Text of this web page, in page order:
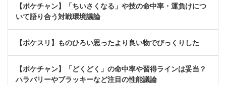
【ポケチャン】「ちいさくなる」や技の命中率・運負けにつ
いて語り合う対戦環境議論
【ポケスリ】ものひろい思ったより良い物でびっくりした
【ポケチャン】「どくどく」の命中率や習得ラインは妥当？
ハラバリーやブラッキーなど注目の性能議論